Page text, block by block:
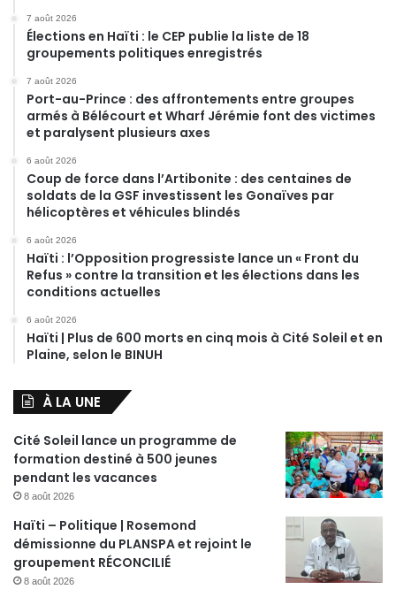
7 août 2026
Élections en Haïti : le CEP publie la liste de 18
groupements politiques enregistrés
7 août 2026
Port-au-Prince : des affrontements entre groupes
armés à Bélécourt et Wharf Jérémie font des victimes
et paralysent plusieurs axes
6 août 2026
Coup de force dans l’Artibonite : des centaines de
soldats de la GSF investissent les Gonaïves par
hélicoptères et véhicules blindés
6 août 2026
Haïti : l’Opposition progressiste lance un « Front du
Refus » contre la transition et les élections dans les
conditions actuelles
6 août 2026
Haïti | Plus de 600 morts en cinq mois à Cité Soleil et en
Plaine, selon le BINUH
À LA UNE
Cité Soleil lance un programme de
formation destiné à 500 jeunes
pendant les vacances
8 août 2026
Haïti – Politique | Rosemond
démissionne du PLANSPA et rejoint le
groupement RÉCONCILIÉ
8 août 2026